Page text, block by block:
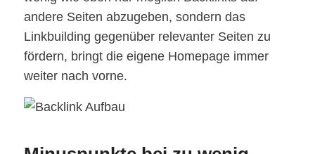
andere Seiten abzugeben, sondern das
Linkbuilding gegenüber relevanter Seiten zu
fördern, bringt die eigene Homepage immer
weiter nach vorne.